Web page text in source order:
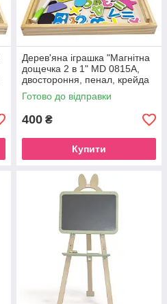
Дерев'яна іграшка "Магнітна
дощечка 2 в 1" MD 0815A,
двостороння, пенал, крейда
Готово до відправки
400 ₴
Купити